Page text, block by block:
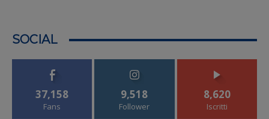
SOCIAL
37,158
Fans
9,518
Follower
8,620
Iscritti